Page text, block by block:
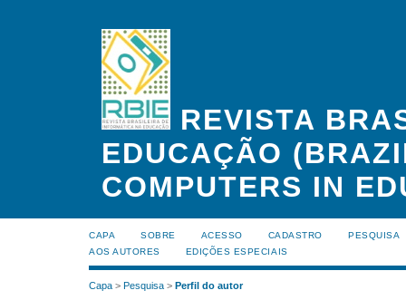
REVISTA
EDUCAÇÃO
COMPUTERS IN
CAPA SOBRE ACESSO CADASTRO
PESQUISA
AOS AUTORES
EDIÇÕES ESPECIAIS
Capa > Pesquisa > Perfil do autor